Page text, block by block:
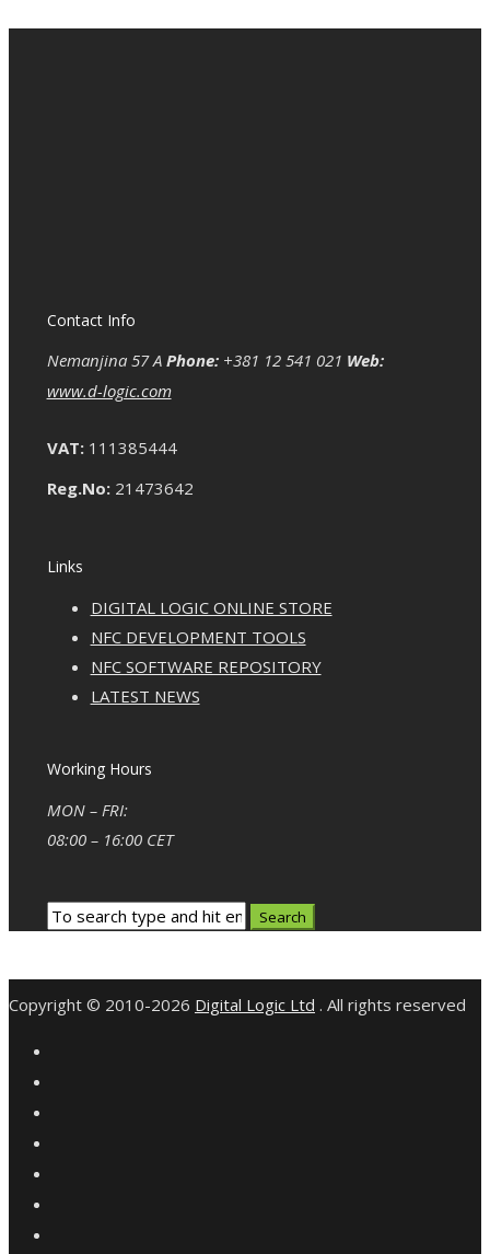
Contact Info
Nemanjina 57 A Phone:+381 12 541 021 Web:
www.d-logic.com
VAT:111385444
Reg.No:21473642
Links
DIGITAL LOGIC ONLINE STORE
NFC DEVELOPMENT TOOLS
NFC SOFTWARE REPOSITORY
LATEST NEWS
Working Hours
MON – FRI:
08:00 – 16:00 CET
Copyright © 2010-2026 Digital Logic Ltd . All rights reserved